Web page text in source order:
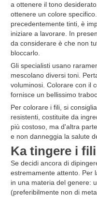
a ottenere il tono
ottenere un colore
precedentemente tinti, è
iniziare a lavorare. In
da considerare è che non
bloccarlo.
Gli specialisti usano
mescolano diversi toni.
voluminosi. Colorare con il
fornisce un bellissimo
Per colorare i fili, si
resistenti, costituite da
più costoso, ma d'altra
e non danneggia la salute
Katingere i fili
Se decidi ancora di
estremamente attento. Per
in una materia del genere:
(preferibilmente non di